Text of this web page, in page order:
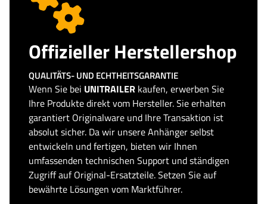
Offizieller Herstellershop
QUALITÄTS- UND ECHTHEITSGARANTIE
Wenn Sie bei UNITRAILER kaufen, erwerben Sie
Ihre Produkte direkt vom Hersteller. Sie erhalten
garantiert Originalware und Ihre Transaktion ist
absolut sicher. Da wir unsere Anhänger selbst
entwickeln und fertigen, bieten wir Ihnen
umfassenden technischen Support und ständigen
Zugriff auf Original-Ersatzteile. Setzen Sie auf
bewährte Lösungen vom Marktführer.